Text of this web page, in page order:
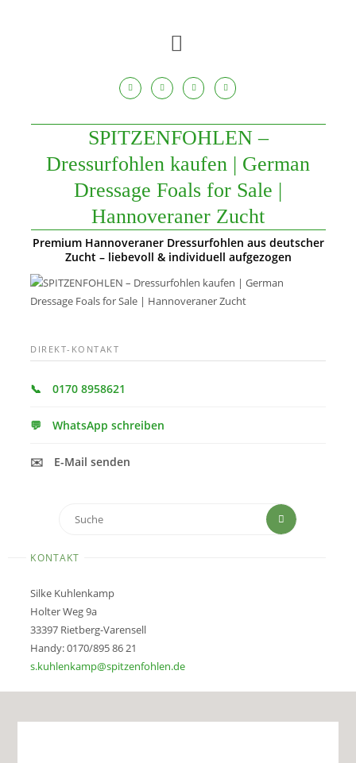
SPITZENFOHLEN –
Dressurfohlen kaufen | German
Dressage Foals for Sale |
Hannoveraner Zucht
Premium Hannoveraner Dressurfohlen aus deutscher
Zucht – liebevoll & individuell aufgezogen
DIREKT-KONTAKT
📞 0170 8958621
💬 WhatsApp schreiben
✉️ E-Mail senden
Suchen
Suche
KONTAKT
Silke Kuhlenkamp
Holter Weg 9a
33397 Rietberg-Varensell
Handy: 0170/895 86 21
s.kuhlenkamp@spitzenfohlen.de